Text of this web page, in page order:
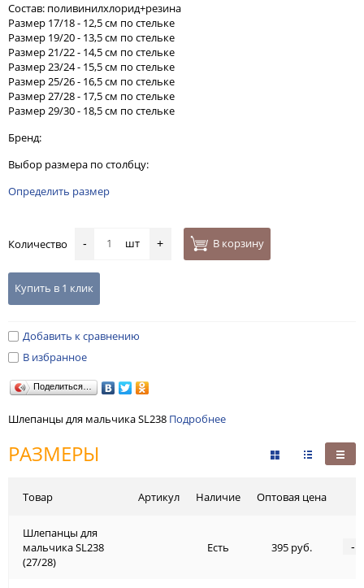
Состав: поливинилхлорид+резина
Размер 17/18 - 12,5 см по стельке
Размер 19/20 - 13,5 см по стельке
Размер 21/22 - 14,5 см по стельке
Размер 23/24 - 15,5 см по стельке
Размер 25/26 - 16,5 см по стельке
Размер 27/28 - 17,5 см по стельке
Размер 29/30 - 18,5 см по стельке
Бренд:
Выбор размера по столбцу:
Определить размер
Количество - шт + В корзину
Купить в 1 клик
Добавить к сравнению
В избранное
Поделиться…
Шлепанцы для мальчика SL238 Подробнее
РАЗМЕРЫ
Товар
Шлепанцы для
мальчика SL238
(27/28)
Артикул Наличие Оптовая цена
Есть 395 руб. -